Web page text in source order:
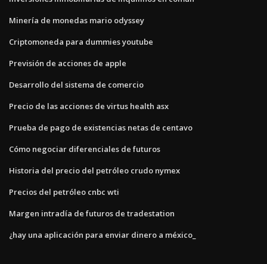
Minería de monedas mario odyssey
Criptomoneda para dummies youtube
Previsión de acciones de apple
Desarrollo del sistema de comercio
Precio de las acciones de virtus health asx
Prueba de pago de existencias netas de centavo
Cómo negociar diferenciales de futuros
Historia del precio del petróleo crudo nymex
Precios del petróleo cnbc wti
Margen intradía de futuros de tradestation
¿hay una aplicación para enviar dinero a méxico_